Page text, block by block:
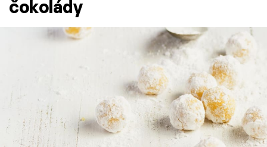
Témata
Články
TV Program
čokolády